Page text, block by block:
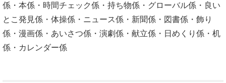
係・本係・時間チェック係・持ち物係・グローバル係・良い
とこ発見係・体操係・ニュース係・新聞係・図書係・飾り
係・漫画係・あいさつ係・演劇係・献立係・日めくり係・机
係・カレンダー係